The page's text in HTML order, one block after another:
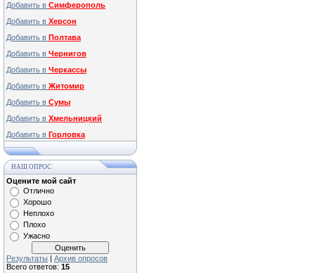
Добавить в Симферополь
Добавить в Херсон
Добавить в Полтава
Добавить в Чернигов
Добавить в Черкассы
Добавить в Житомир
Добавить в Сумы
Добавить в Хмельницкий
Добавить в Горловка
НАШ ОПРОС
Оцените мой сайт
Отлично
Хорошо
Неплохо
Плохо
Ужасно
Результаты | Архив опросов
Всего ответов: 15